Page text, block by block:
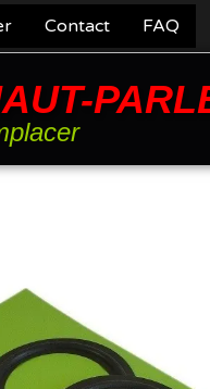
Contact FAQ